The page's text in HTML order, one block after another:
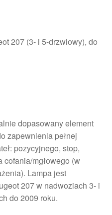
207 (3- i 5-drzwiowy), do
dopasowany element
zapewnienia pełnej
pozycyjnego, stop,
cofania/mgłowego (w
Lampa jest
207 w nadwoziach 3- i
do 2009 roku.